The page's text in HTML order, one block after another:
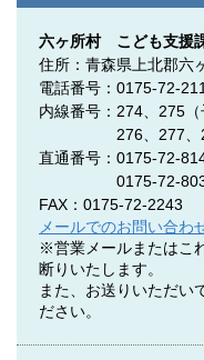
六ヶ所村 こども支援
住所：青森県上北郡六
電話番号：0175-72-
内線番号：274、275
276、277、278
直通番号：0175-72-
0175-72-8035（
FAX：0175-72-2243
メールでのお問い合わ
※営業メールまたはこ
断りいたします。
また、お送りいただい
ださい。